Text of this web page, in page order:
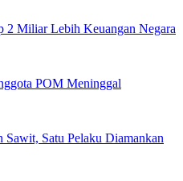
2 Miliar Lebih Keuangan Negara
POM Meninggal
Satu Pelaku Diamankan